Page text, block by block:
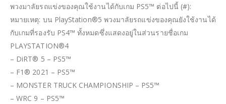
พวงมาลัยรถแข่งของคุณใช้งานได้กับเกม PS5™ ต่อไปนี้ (#):
หมายเหตุ: บน PlayStation®5 พวงมาลัยรถแข่งของคุณยังใช้งานได้
กับเกมที่รองรับ PS4™ ทั้งหมดซึ่งแสดงอยู่ในส่วนรายชื่อเกม
PLAYSTATION®4
– DiRT® 5 – PS5™
– F1® 2021 – PS5™
– MONSTER TRUCK CHAMPIONSHIP – PS5™
– WRC 9 – PS5™